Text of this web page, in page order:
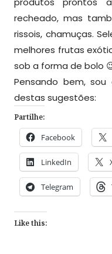
recheado, mas
rissois, chamuças.
melhores frutas
sob a forma de bolo
Pensando bem,
destas sugestões:
Partilhe:
Facebook
LinkedIn
Telegram
Like this: